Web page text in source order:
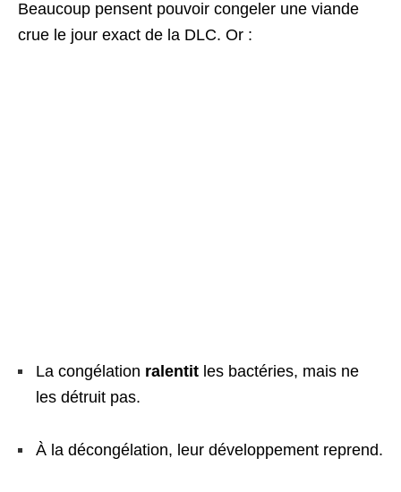
Beaucoup pensent pouvoir congeler une viande
crue le jour exact de la DLC. Or :
La congélation ralentit les bactéries, mais ne
les détruit pas.
À la décongélation, leur développement reprend.